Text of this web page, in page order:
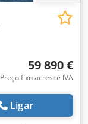
59 890 €
Preço fixo acresce IVA
Ligar